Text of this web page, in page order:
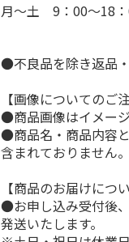
月～土 9：00～18
●不良品を除き返品
【画像についてのご注
●商品画像はイメージ
●商品名・商品内容
含まれておりません。
【商品のお届けについ
●お申し込み受付後
発送いたします。